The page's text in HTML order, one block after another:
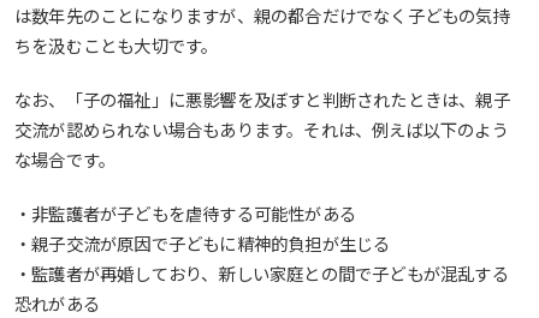
は数年先のことになりますが、親の都合だけでなく子どもの気持
ちを汲むことも大切です。
なお、「子の福祉」に悪影響を及ぼすと判断されたときは、親子
交流が認められない場合もあります。それは、例えば以下のよう
な場合です。
・非監護者が子どもを虐待する可能性がある
・親子交流が原因で子どもに精神的負担が生じる
・監護者が再婚しており、新しい家庭との間で子どもが混乱する
恐れがある